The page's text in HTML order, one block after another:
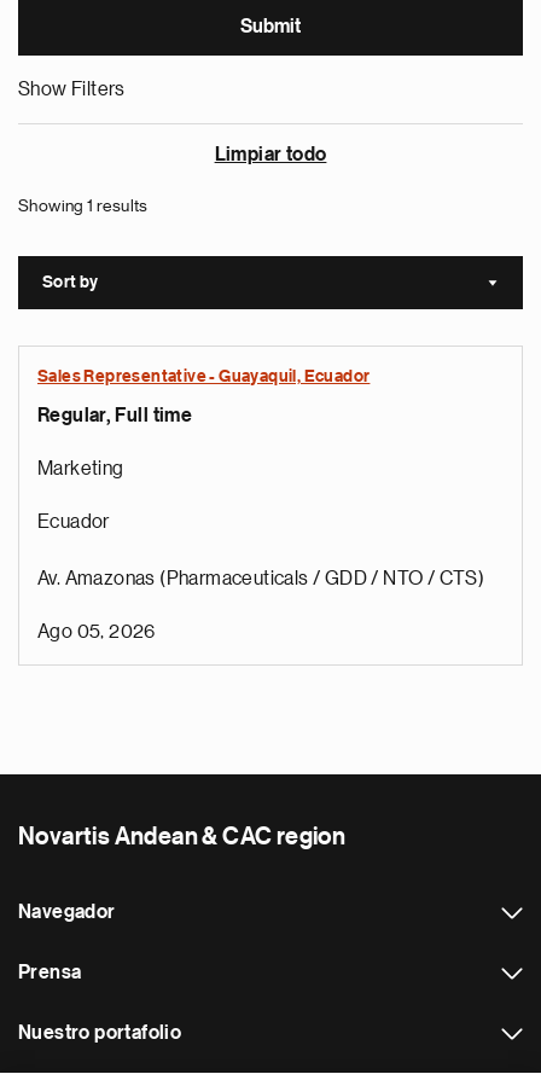
Show Filters
Limpiar todo
Showing 1 results
Sort by Sort
Sales Representative - Guayaquil, Ecuador
Regular, Full time
Marketing
Ecuador
Av. Amazonas (Pharmaceuticals / GDD / NTO / CTS)
Ago 05, 2026
Novartis Andean & CAC region
Navegador
Prensa
Nuestro portafolio